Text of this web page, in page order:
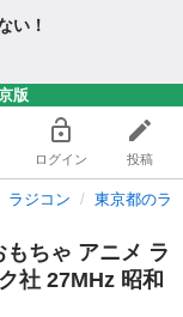
い！
版
ログイン 投稿
ラジコン 東京都のラ
もちゃ アニメ ラ
社 27MHz 昭和